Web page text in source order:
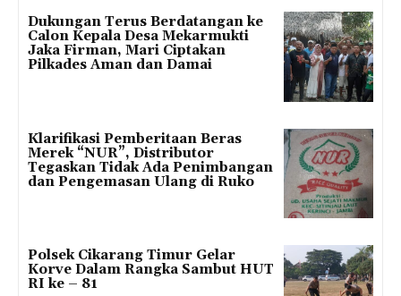
Dukungan Terus Berdatangan ke
Calon Kepala Desa Mekarmukti
Jaka Firman, Mari Ciptakan
Pilkades Aman dan Damai
Klarifikasi Pemberitaan Beras
Merek “NUR”, Distributor
Tegaskan Tidak Ada Penimbangan
dan Pengemasan Ulang di Ruko
Polsek Cikarang Timur Gelar
Korve Dalam Rangka Sambut HUT
RI ke – 81